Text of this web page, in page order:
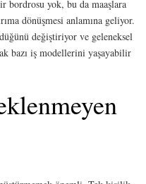
yok, bu da maaşlara
dönüşmesi anlamına geliyor.
değiştiriyor ve geleneksel
bazı iş modellerini yaşayabilir